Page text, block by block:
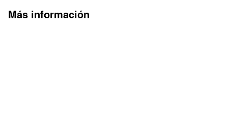
Más información